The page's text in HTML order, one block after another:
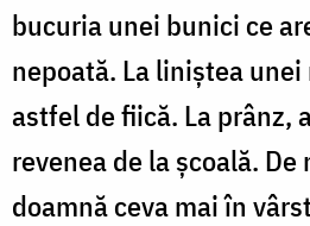
bucuria unei bunici ce
nepoată. La liniștea unei
astfel de fiică. La prânz,
revenea de la școală. De
doamnă ceva mai în